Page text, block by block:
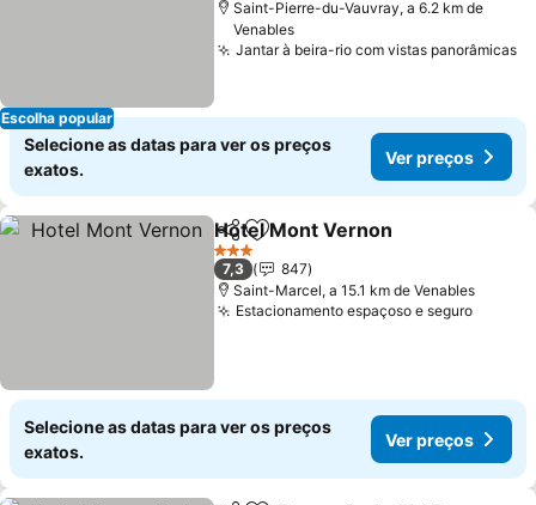
Escolha popular
Saint-Pierre-du-Vauvray, a 6.2 km de
Venables
Jantar à beira-rio com vistas panorâmicas
Selecione as datas para ver os preços
exatos.
Ver preços
PartilharAdicionar aos favoritos
Hotel Mont Vernon
3 Estrelas
7,3
847
Saint-Marcel, a 15.1 km de Venables
Estacionamento espaçoso e seguro
Selecione as datas para ver os preços
exatos.
Ver preços